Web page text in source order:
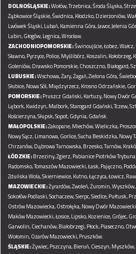
DOLNOŚLĄSKIE:Wołów,Trzebnica,Środa Śląska,
Ząbkowice Śląskie,Świdnica,Kłodzko,Dzierżoniów,
Lwówek Śląski,Lubań,Kamienna Góra,Jawor,Jelenia
Lubin,Głogów,Legnica,Wrocław.
ZACHODNIOPOMORSKIE:Świnoujście,Łobez,Wałcz,
Sławno,Pyrzyce,Police,Myślibórz,Koszalin,Kołobrzeg,
Goleniów,Drawsko Pomorskie,Choszczno,Białogard,
LUBUSKIE:Wschowa,Żary,Żagań,Zielona Góra,
Słubice,Nowa Sól,Międzyrzecz,Krosno Odrzańskie,
POMORSKIE:Pruszcz Gdański,Kartuzy,Nowy Dwór
Lębork,Kwidzyn,Malbork,Starogard Gdański,Tczew,
Kościerzyna,Słupsk,Sopot,Gdynia,Gdańsk.
MAŁOPOLSKIE:Zakopane,Miechów,Wieliczka,
Nowy Sącz,Limanowa,Gorlice,Sucha Beskidzka,Nowy
Chrzanów,Dąbrowa Tarnowska,Brzesko,Tarnów,
ŁÓDZKIE:Brzeziny,Zgierz,PabianicePiotrków
Radomsko,Tomaszów Mazowiecki,Łask,Pajęczno,
Zduńska Wola,Skierniewice,Kutno,Łęczyca,Łowicz,
MAZOWIECKIE:Żyrardów,Zwoleń,Żuromin,Wyszków,
Sokołów Podlaski,Sochaczew,Sierpc,Siedlce,Pułtusk,
Ostrów Mazowiecka,Ostrołęka,Nowy Dwór
Maków Mazowiecki,Łosice,Lipsko,Kozienice,Grójec,
Garwolin,Ciechanów,Białobrzegi,Płock,Piaseczno,
Wołomin,Ożarów Mazowiecki,Pruszków.
ŚLĄSKIE:Żywiec,Pszczyna,Bieruń,Cieszyn,Myszków,